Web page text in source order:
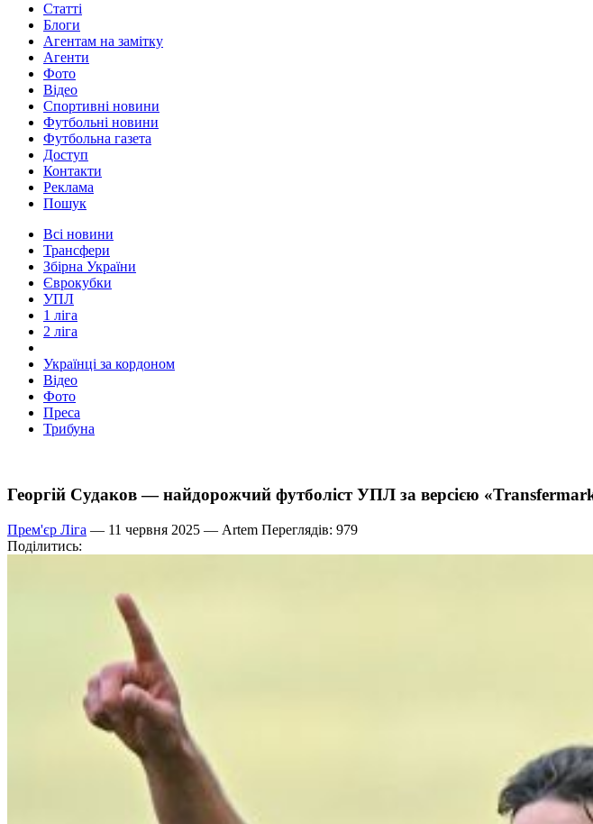
Статті
Блоги
Агентам на замітку
Агенти
Фото
Відео
Спортивні новини
Футбольні новини
Футбольна газета
Доступ
Контакти
Реклама
Пошук
Всі новини
Трансфери
Збірна України
Єврокубки
УПЛ
1 ліга
2 ліга
Українці за кордоном
Відео
Фото
Преса
Трибуна
Георгій Судаков — найдорожчий футболіст УПЛ за версією
Прем'єр Ліга — 11 червня 2025 — Artem Переглядів: 979
Поділитись: